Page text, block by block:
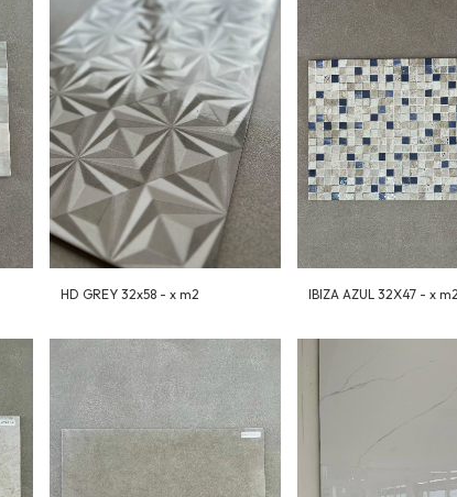
HD GREY 32x58 - x m2 IBIZA AZUL 32X47 - x m2